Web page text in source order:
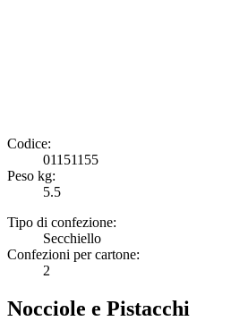
Codice:
01151155
Peso kg:
5.5
Tipo di confezione:
Secchiello
Confezioni per cartone:
2
Nocciole e Pistacchi